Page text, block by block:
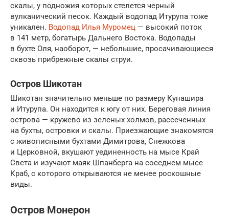
скалы, у подножия которых стелется черный
вулканический песок. Каждый водопад Итурупа тоже
уникален. Водопад Илья Муромец — высокий поток
в 141 метр, богатырь Дальнего Востока. Водопады
в бухте Оля, наоборот, — небольшие, просачивающиеся
сквозь прибрежные скалы струи.
Остров Шикотан
Шикотан значительно меньше по размеру Кунашира
и Итурупа. Он находится к югу от них. Береговая линия
острова — кружево из зеленых холмов, рассеченных
на бухты, островки и скалы. Приезжающие знакомятся
с живописными бухтами Димитрова, Снежкова
и Церковной, вкушают уединенность на мысе Край
Света и изучают маяк Шпанберга на соседнем мысе
Краб, с которого открываются не менее роскошные
виды.
Остров Монерон